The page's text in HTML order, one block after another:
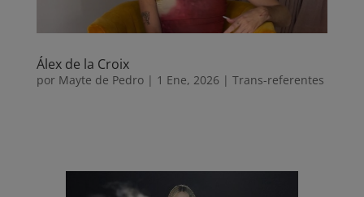
Álex de la Croix
por Mayte de Pedro| 1 Ene, 2026 | Trans-referentes